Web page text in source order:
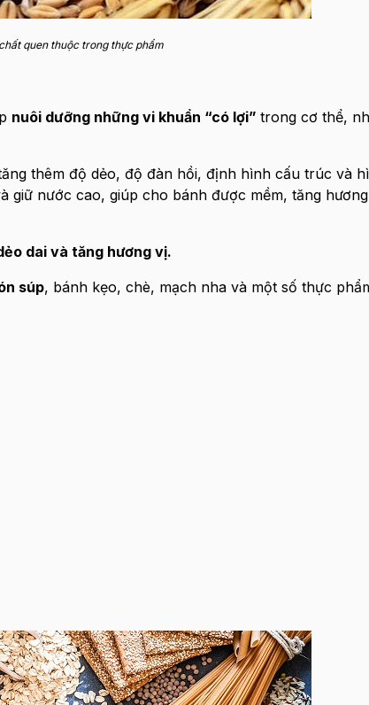
quen thuộc trong thực phẩm
nuôi dưỡng những vi khuẩn “có lợi” trong cơ thể,
thêm độ dẻo, độ đàn hồi, định hình cấu trúc và
nước cao, giúp cho bánh được mềm, tăng
dai và tăng hương vị.
súp, bánh kẹo, chè, mạch nha và một số thực